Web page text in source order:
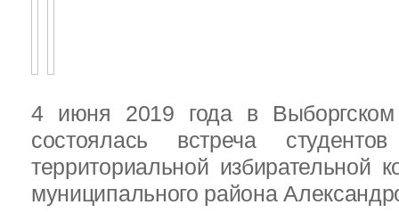
4 июня 2019 года в
состоялась встреча
территориальной избирательной
муниципального района